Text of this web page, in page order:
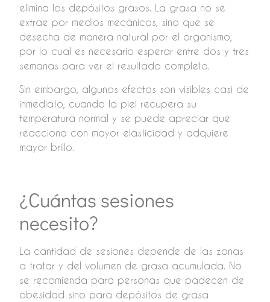
elimina los depósitos grasos. La grasa no se
extrae por medios mecánicos, sino que se
desecha de manera natural por el organismo,
por lo cual es necesario esperar entre dos y tres
semanas para ver el resultado completo.
Sin embargo, algunos efectos son visibles casi de
inmediato, cuando la piel recupera su
temperatura normal y se puede apreciar que
reacciona con mayor elasticidad y adquiere
mayor brillo.
¿Cuántas sesiones
necesito?
La cantidad de sesiones depende de las zonas
a tratar y del volumen de grasa acumulada. No
se recomienda para personas que padecen de
obesidad sino para depósitos de grasa